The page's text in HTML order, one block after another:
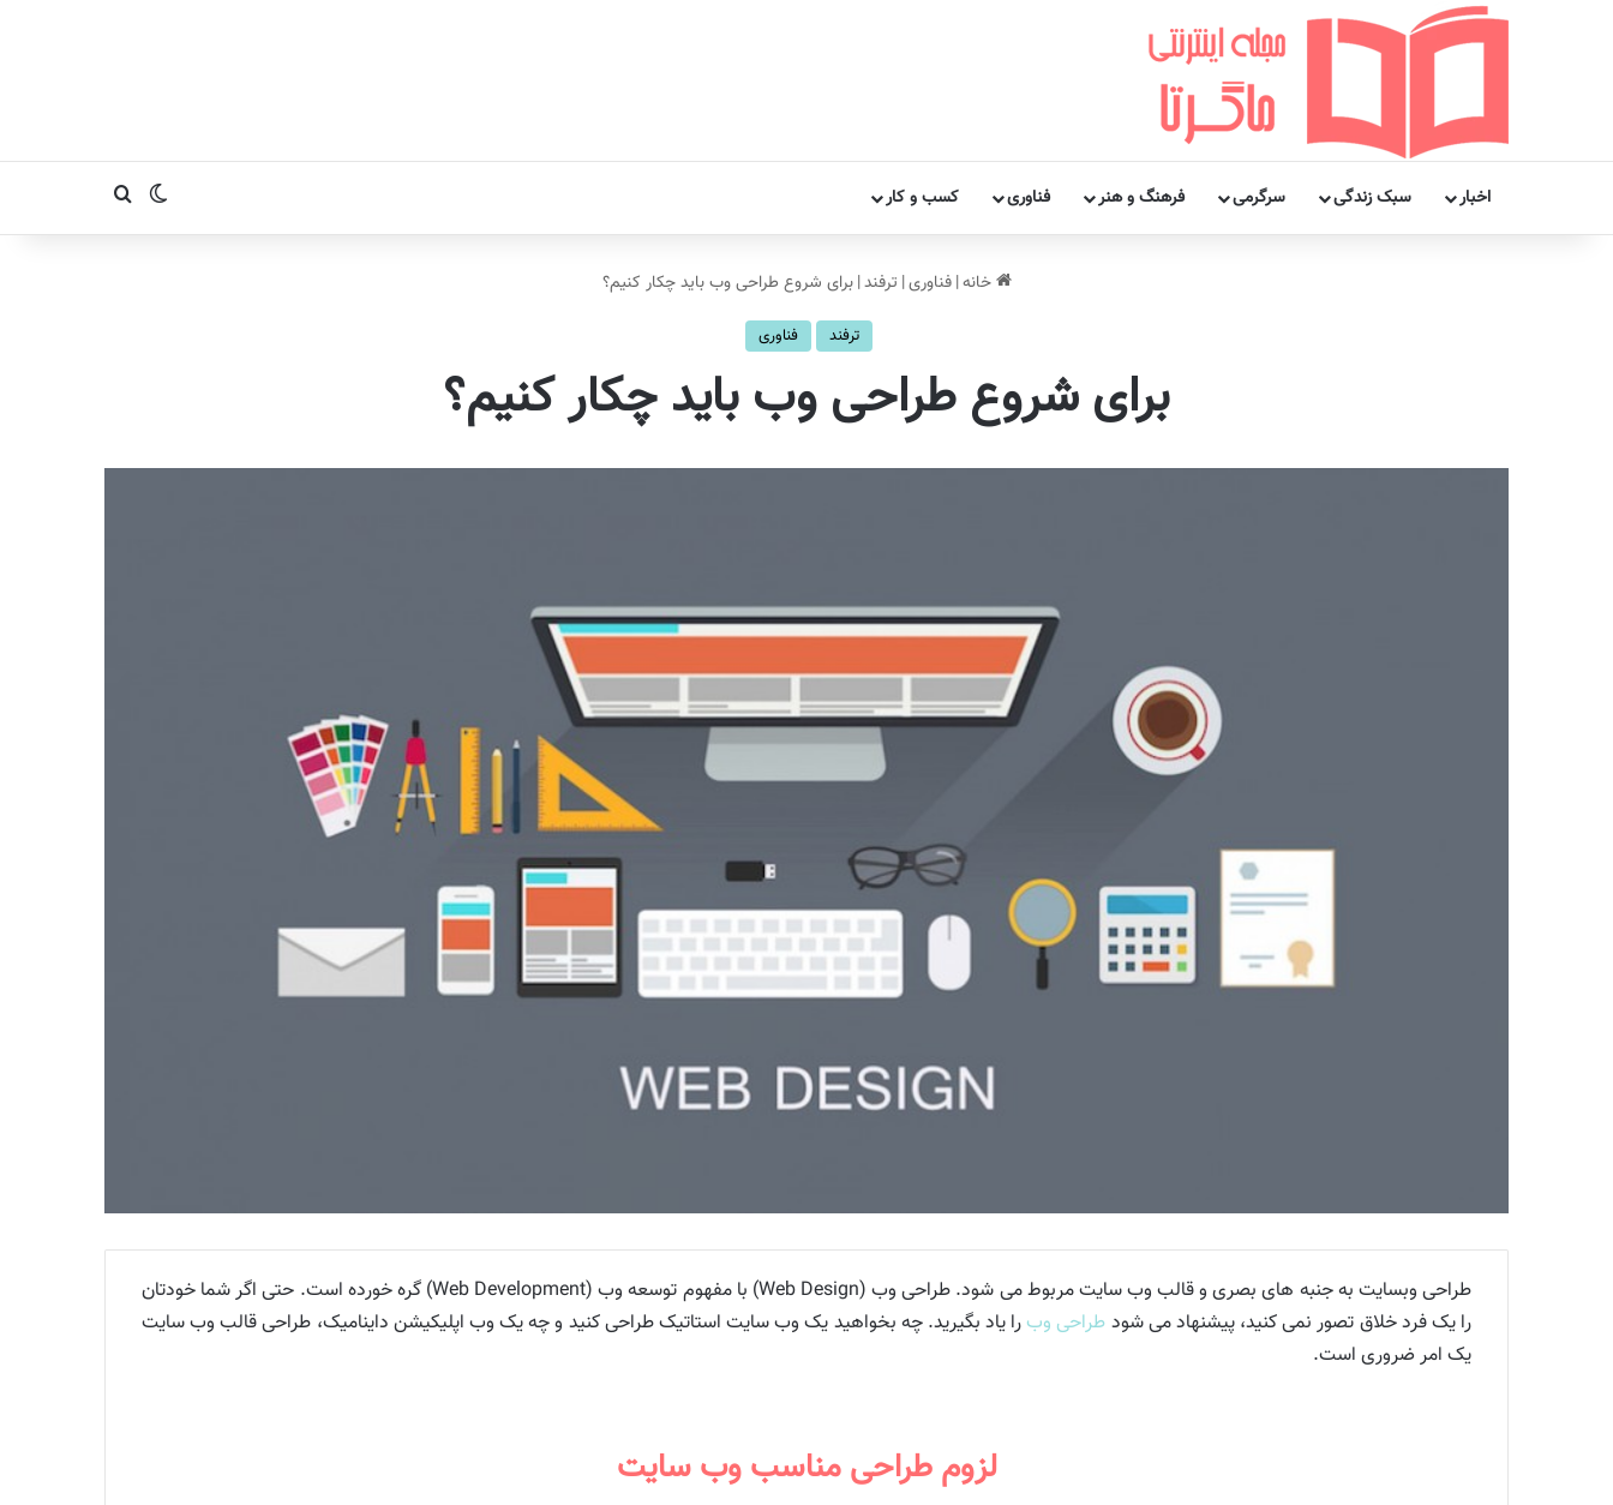
اخبار سبک زندگی سرگرمی فرهنگ و هنر فناوری کسب و کار تغییر پوستهجستجو برای
خانه| فناوری| ترفند| برای شروع طراحی وب باید چکار کنیم؟
ترفند فناوری
برای شروع طراحی وب باید چکار کنیم؟
طراحی وبسایت به جنبه های بصری و قالب وب سایت مربوط می شود. طراحی وب (Web Design) با مفهوم توسعه وب (Web Development) گره خورده است. حتی اگر شما خودتان
را یک فرد خلاق تصور نمی کنید، پیشنهاد می شود طراحی وب را یاد بگیرید. چه بخواهید یک وب سایت استاتیک طراحی کنید و چه یک وب اپلیکیشن داینامیک، طراحی قالب وب سایت
یک امر ضروری است.
لزوم طراحی مناسب وب سایت